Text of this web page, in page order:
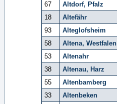
67
Altdorf, Pfalz
18
Altefähr
93
Alteglofsheim
58
Altena, Westfalen
53
Altenahr
38
Altenau, Harz
55
Altenbamberg
33
Altenbeken